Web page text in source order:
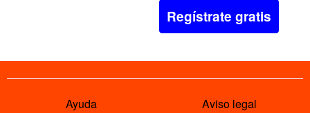
Regístrate gratis
Ayuda Aviso legal